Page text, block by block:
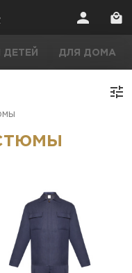
ДЕТЕЙ ДЛЯ ДОМА